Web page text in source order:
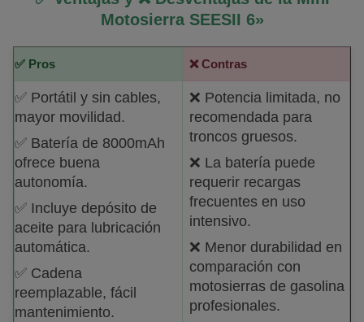
Motosierra SEESII 6»
✅ Pros ❌ Contras
✅ Portátil y sin cables,
mayor movilidad.
✅ Batería de 8000mAh
ofrece buena
autonomía.
✅ Incluye depósito de
aceite para lubricación
automática.
✅ Cadena
reemplazable, fácil
mantenimiento.
❌ Potencia limitada, no
recomendada para
troncos gruesos.
❌ La batería puede
requerir recargas
frecuentes en uso
intensivo.
❌ Menor durabilidad en
comparación con
motosierras de gasolina
profesionales.